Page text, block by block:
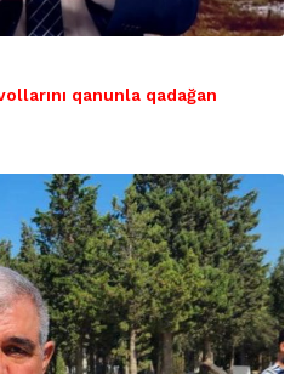
qanunla qadağan